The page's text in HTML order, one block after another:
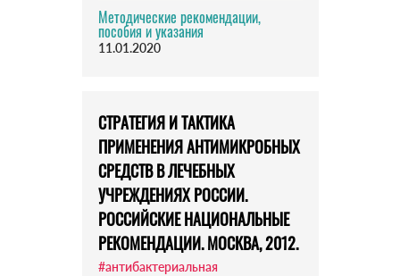
Методические рекомендации,
пособия и указания
11.01.2020
СТРАТЕГИЯ И ТАКТИКА
ПРИМЕНЕНИЯ АНТИМИКРОБНЫХ
СРЕДСТВ В ЛЕЧЕБНЫХ
УЧРЕЖДЕНИЯХ РОССИИ.
РОССИЙСКИЕ НАЦИОНАЛЬНЫЕ
РЕКОМЕНДАЦИИ. МОСКВА, 2012.
#антибактериальная